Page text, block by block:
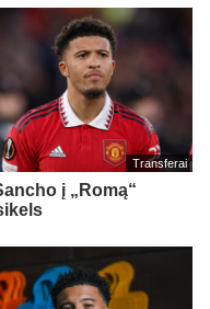
Transferai
į „Romą“